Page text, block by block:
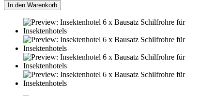
In den Warenkorb